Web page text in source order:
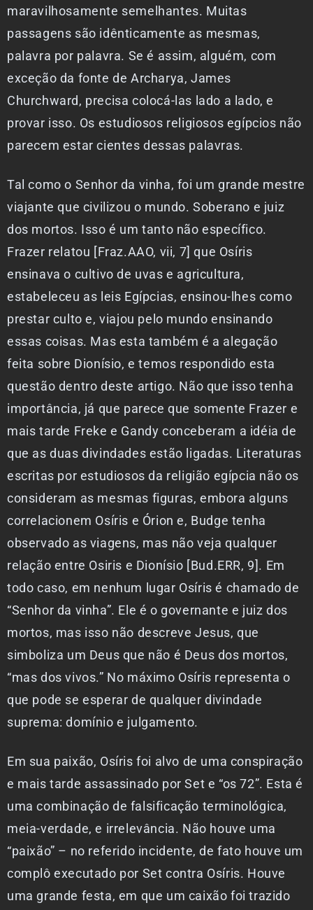
maravilhosamente semelhantes. Muitas
passagens são idênticamente as mesmas,
palavra por palavra. Se é assim, alguém, com
exceção da fonte de Archarya, James
Churchward, precisa colocá-las lado a lado, e
provar isso. Os estudiosos religiosos egípcios não
parecem estar cientes dessas palavras.
Tal como o Senhor da vinha, foi um grande mestre
viajante que civilizou o mundo. Soberano e juiz
dos mortos. Isso é um tanto não específico.
Frazer relatou [Fraz.AAO, vii, 7] que Osíris
ensinava o cultivo de uvas e agricultura,
estabeleceu as leis Egípcias, ensinou-lhes como
prestar culto e, viajou pelo mundo ensinando
essas coisas. Mas esta também é a alegação
feita sobre Dionísio, e temos respondido esta
questão dentro deste artigo. Não que isso tenha
importância, já que parece que somente Frazer e
mais tarde Freke e Gandy conceberam a idéia de
que as duas divindades estão ligadas. Literaturas
escritas por estudiosos da religião egípcia não os
consideram as mesmas figuras, embora alguns
correlacionem Osíris e Órion e, Budge tenha
observado as viagens, mas não veja qualquer
relação entre Osiris e Dionísio [Bud.ERR, 9]. Em
todo caso, em nenhum lugar Osíris é chamado de
“Senhor da vinha”. Ele é o governante e juiz dos
mortos, mas isso não descreve Jesus, que
simboliza um Deus que não é Deus dos mortos,
“mas dos vivos.” No máximo Osíris representa o
que pode se esperar de qualquer divindade
suprema: domínio e julgamento.
Em sua paixão, Osíris foi alvo de uma conspiração
e mais tarde assassinado por Set e “os 72”. Esta é
uma combinação de falsificação terminológica,
meia-verdade, e irrelevância. Não houve uma
“paixão” – no referido incidente, de fato houve um
complô executado por Set contra Osíris. Houve
uma grande festa, em que um caixão foi trazido